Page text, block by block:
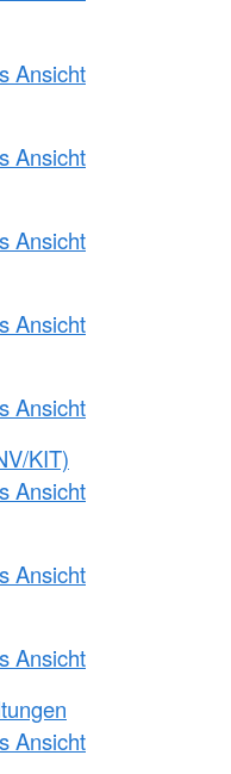
Ansicht
Ansicht
Ansicht
Ansicht
Ansicht
KIT)
Ansicht
Ansicht
Ansicht
Ansicht